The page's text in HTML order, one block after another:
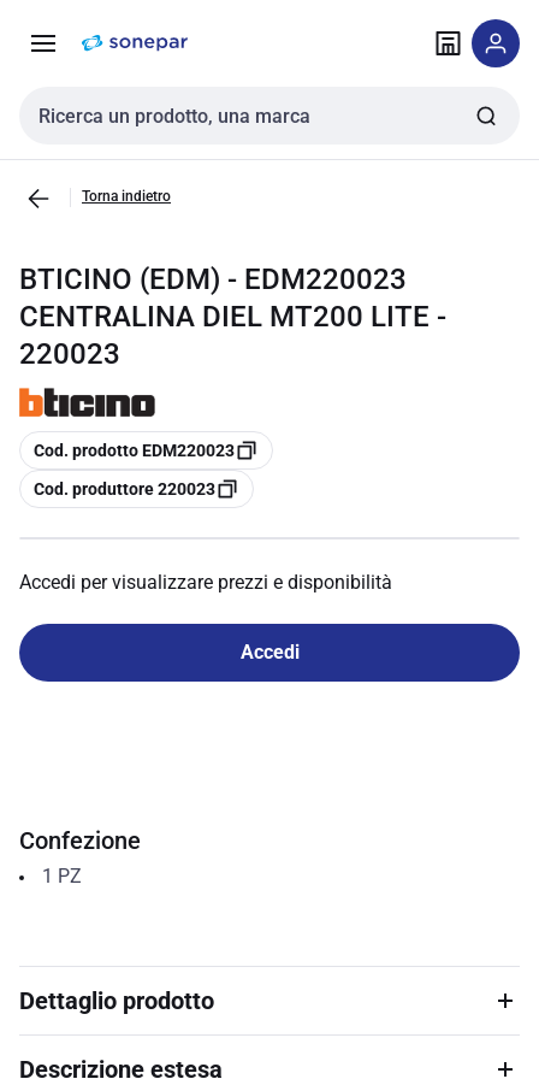
navigazione alla
Cerca input
Torna indietro
BTICINO (EDM) - EDM220023
CENTRALINA DIEL MT200 LITE -
220023
copia
Cod. prodotto EDM220023
copia
Cod. produttore 220023
Accedi per visualizzare prezzi e disponibilità
Accedi
Confezione
1 PZ
Dettaglio prodotto
Descrizione estesa